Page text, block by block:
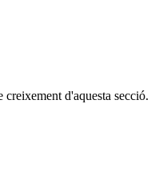
d'aquesta secció.